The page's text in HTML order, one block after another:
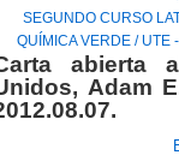
SEGUNDO CURSO
QUÍMICA VERDE / UTE
abierta
Adam